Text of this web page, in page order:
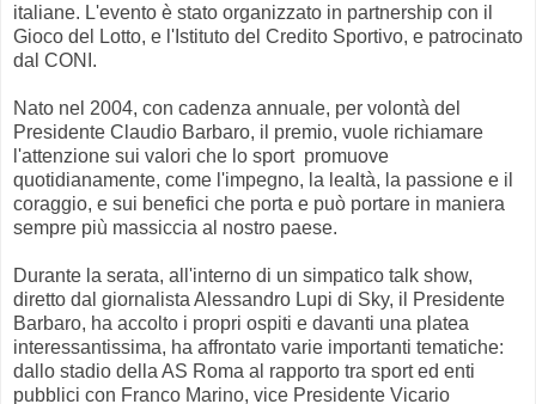
italiane. L'evento è stato organizzato in partnership con il
Gioco del Lotto, e l'Istituto del Credito Sportivo, e patrocinato
dal CONI.
Nato nel 2004, con cadenza annuale, per volontà del
Presidente Claudio Barbaro, il premio, vuole richiamare
l'attenzione sui valori che lo sport promuove
quotidianamente, come l'impegno, la lealtà, la passione e il
coraggio, e sui benefici che porta e può portare in maniera
sempre più massiccia al nostro paese.
Durante la serata, all'interno di un simpatico talk show,
diretto dal giornalista Alessandro Lupi di Sky, il Presidente
Barbaro, ha accolto i propri ospiti e davanti una platea
interessantissima, ha affrontato varie importanti tematiche:
dallo stadio della AS Roma al rapporto tra sport ed enti
pubblici con Franco Marino, vice Presidente Vicario